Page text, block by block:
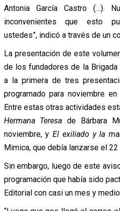
Antonia García Castro (…).
inconvenientes que esto
ustedes”, indicó a través de un
La presentación de este
de los fundadores de la Brigada
a la primera de tres
programado para noviembre
Entre estas otras actividades
Hermana Teresa de Bárbara
noviembre, yEl exiliado y la
Mimica, que debía lanzarse el
Sin embargo, luego de este
programación que había sido
Editorial con casi un mes y